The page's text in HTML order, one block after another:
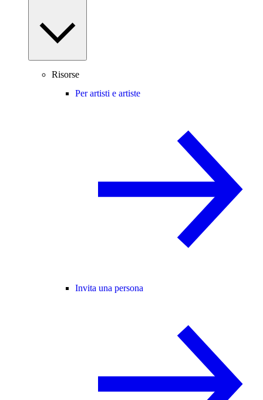
Risorse
Per artisti e artiste
Invita una persona